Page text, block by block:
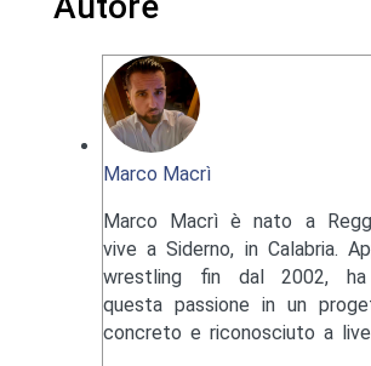
Marco Macrì
Marco Macrì è nato a
vive a Siderno, in Calabria.
wrestling fin dal 2002, ha
questa passione in un
concreto e riconosciuto a